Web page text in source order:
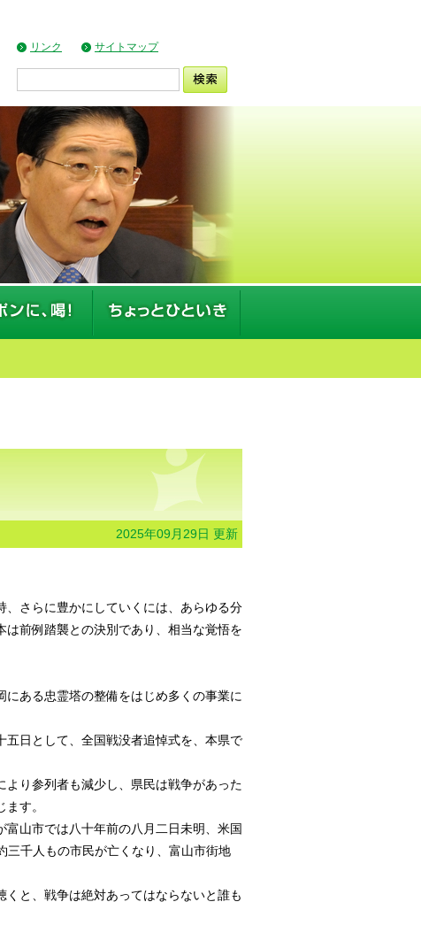
リンク サイトマップ
2025年09月29日 更新
さらに豊かにしていくには、あらゆる分
前例踏襲との決別であり、相当な覚悟を
ある忠霊塔の整備をはじめ多くの事業に
日として、全国戦没者追悼式を、本県で
り参列者も減少し、県民は戦争があった
す。
山市では八十年前の八月二日未明、米国
三千人もの市民が亡くなり、富山市街地
と、戦争は絶対あってはならないと誰も